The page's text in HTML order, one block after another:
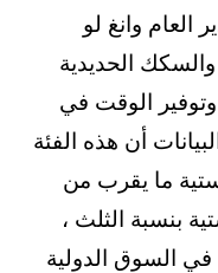
العام وانغ لو
الحديدية
40 ٪ إلى 50 ٪ ، وتوفير الوقت في
أن هذه الفئة
ما يقرب من
بنسبة الثلث ،
السوق الدولية